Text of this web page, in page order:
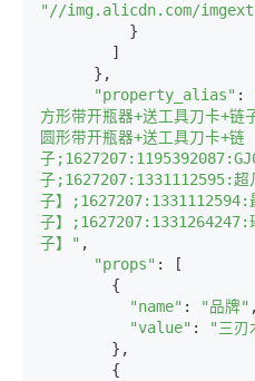
"//img.alicdn.com/imgextra/
"property_alias" :
方形带开瓶器+送工具刀卡+
圆形带开瓶器+送工具刀卡+链
子
子;1627207:1331112595:超
子】;1627207:1331112594:
子】;1627207:1331264247:
子】" ,
"props" : [
"name" : "品牌" ,
"value" :
"三刃